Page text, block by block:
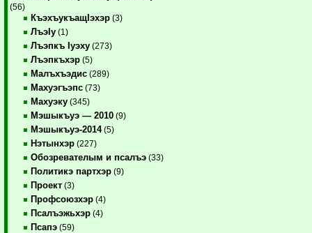
(56)
КъэхъукъащIэхэр (3)
ЛъэIу (1)
Лъэпкъ Iуэху (273)
Лъэпкъхэр (5)
Малъхъэдис (289)
Махуэгъэпс (73)
Махуэку (345)
Мэшыкъуэ — 2010 (9)
Мэшыкъуэ-2014(5)
Нэтынхэр (227)
Обозревателым и псалъэ (33)
Политикэ партхэр (9)
Проект (3)
Профсоюзхэр (4)
Псалъэжьхэр (4)
Псапэ (59)